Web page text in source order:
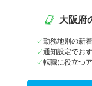
大阪府
勤務地別の新
通知設定でお
転職に役立つ